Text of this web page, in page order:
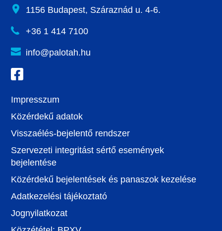
1156 Budapest, Száraznád u. 4-6.
+36 1 414 7100
info@palotah.hu
Impresszum
Közérdekű adatok
Visszaélés-bejelentő rendszer
Szervezeti integritást sértő események
bejelentése
Közérdekű bejelentések és panaszok kezelése
Adatkezelési tájékoztató
Jognyilatkozat